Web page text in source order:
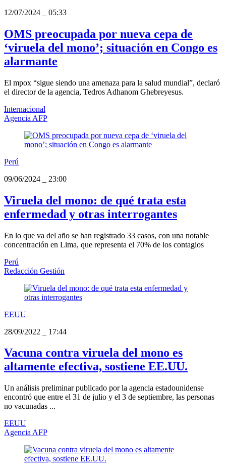
12/07/2024
05:33
OMS preocupada por nueva cepa de
‘viruela del mono’; situación en Congo es
alarmante
El mpox “sigue siendo una amenaza para la salud mundial”, declaró
el director de la agencia, Tedros Adhanom Ghebreyesus.
Internacional
Agencia AFP
Perú
09/06/2024
23:00
Viruela del mono: de qué trata esta
enfermedad y otras interrogantes
En lo que va del año se han registrado 33 casos, con una notable
concentración en Lima, que representa el 70% de los contagios
Perú
Redacción Gestión
EEUU
28/09/2022
17:44
Vacuna contra viruela del mono es
altamente efectiva, sostiene EE.UU.
Un análisis preliminar publicado por la agencia estadounidense
encontró que entre el 31 de julio y el 3 de septiembre, las personas
no vacunadas ...
EEUU
Agencia AFP